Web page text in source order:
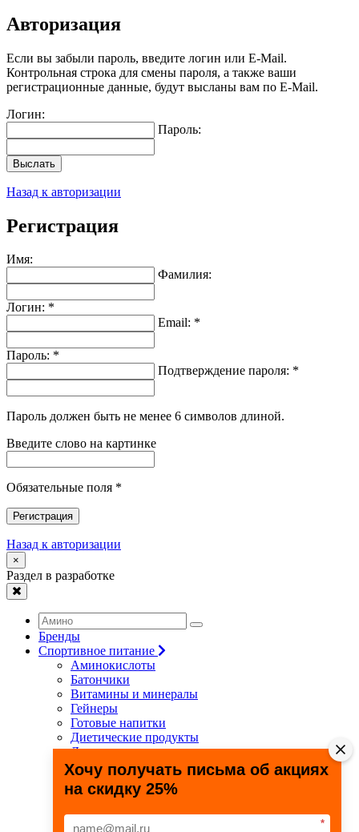
Авторизация
Если вы забыли пароль, введите логин или E-Mail.
Контрольная строка для смены пароля, а также ваши
регистрационные данные, будут высланы вам по E-Mail.
Логин:
Пароль:
Выслать
Назад к авторизации
Регистрация
Имя:
Фамилия:
Логин: *
Email: *
Пароль: *
Подтверждение пароля: *
Пароль должен быть не менее 6 символов длиной.
Введите слово на картинке
Обязательные поля *
Регистрация
Назад к авторизации
×
Раздел в разработке
Бренды
Спортивное питание
Аминокислоты
Батончики
Витамины и минералы
Гейнеры
Готовые напитки
Диетические продукты
Для связок и суставов
Жиросжигатели
Здоровье и долголетие
Креатин
Специальные препараты
Хочу получать письма об акциях
на скидку 25%
*